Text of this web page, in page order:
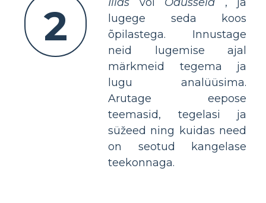
2
lugege seda koos
õpilastega. Innustage
neid lugemise ajal
märkmeid tegema ja
lugu analüüsima.
Arutage eepose
teemasid, tegelasi ja
süžeed ning kuidas need
on seotud kangelase
teekonnaga.